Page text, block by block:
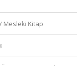
Mesleki Kitap